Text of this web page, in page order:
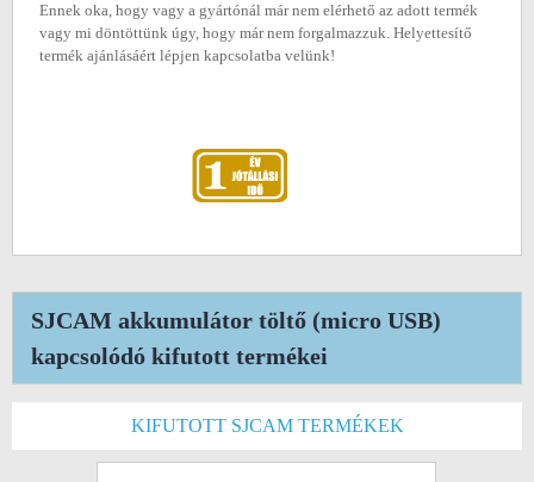
Ennek oka, hogy vagy a gyártónál már nem elérhető az adott termék
vagy mi döntöttünk úgy, hogy már nem forgalmazzuk. Helyettesítő
termék ajánlásáért lépjen kapcsolatba velünk!
SJCAM akkumulátor töltő (micro USB)
kapcsolódó kifutott termékei
KIFUTOTT SJCAM TERMÉKEK